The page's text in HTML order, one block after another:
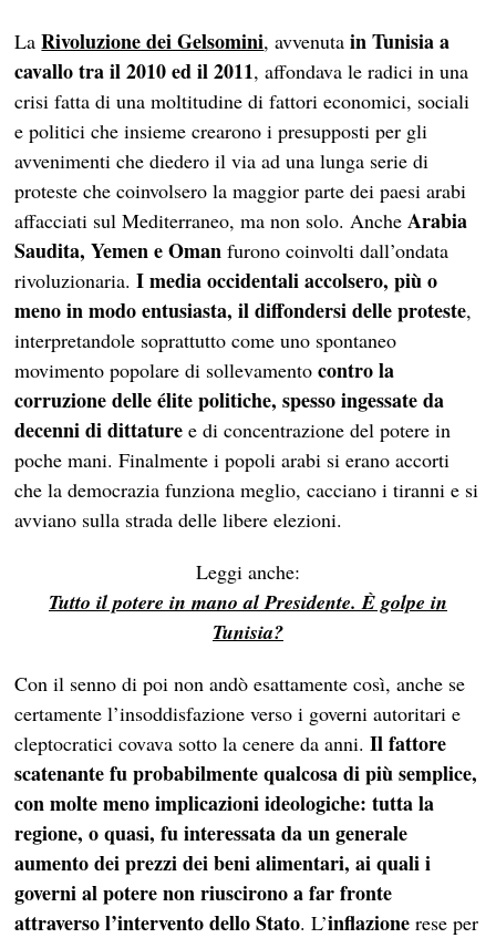
LaRivoluzione dei Gelsomini, avvenutain Tunisia a
cavallo tra il 2010 ed il 2011, affondava le radici in una
crisi fatta di una moltitudine di fattori economici, sociali
e politici che insieme crearono i presupposti per gli
avvenimenti che diedero il via ad una lunga serie di
proteste che coinvolsero la maggior parte dei paesi arabi
affacciati sul Mediterraneo, ma non solo. AncheArabia
Saudita, Yemen e Oman furono coinvolti dall’ondata
rivoluzionaria.I media occidentali accolsero, più o
meno in modo entusiasta, il diffondersi delle proteste,
interpretandole soprattutto come uno spontaneo
movimento popolare di sollevamentocontro la
corruzione delle élite politiche, spesso ingessate da
decenni di dittature e di concentrazione del potere in
poche mani. Finalmente i popoli arabi si erano accorti
che la democrazia funziona meglio, cacciano i tiranni e si
avviano sulla strada delle libere elezioni.
Leggi anche:
Tutto il potere in mano al Presidente. È golpe in
Tunisia?
Con il senno di poi non andò esattamente così, anche se
certamente l’insoddisfazione verso i governi autoritari e
cleptocratici covava sotto la cenere da anni.Il fattore
scatenante fu probabilmente qualcosa di più semplice,
con molte meno implicazioni ideologiche: tutta la
regione, o quasi, fu interessata da un generale
aumento dei prezzi dei beni alimentari, ai quali i
governi al potere non riuscirono a far fronte
attraverso l’intervento dello Stato. L’inflazione rese per